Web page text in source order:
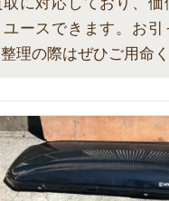
取に対応しており、価
ユースできます。お
理の際はぜひご用命く